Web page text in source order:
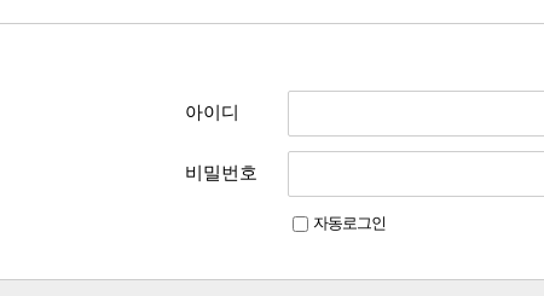
아이디
비밀번호
자동로그인